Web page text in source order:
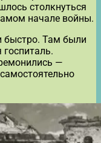
столкнуться
начале войны.
Там были
—